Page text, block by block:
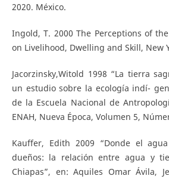
2020. México.
Ingold, T. 2000 The Perceptions of
on Livelihood, Dwelling and Skill, New
Jacorzinsky,Witold 1998 “La tierra
un estudio sobre la ecología indí-
de la Escuela Nacional de
ENAH, Nueva Época, Volumen 5,
Kauffer, Edith 2009 “Donde el
dueños: la relación entre agua y
Chiapas”, en: Aquiles Omar Ávila,